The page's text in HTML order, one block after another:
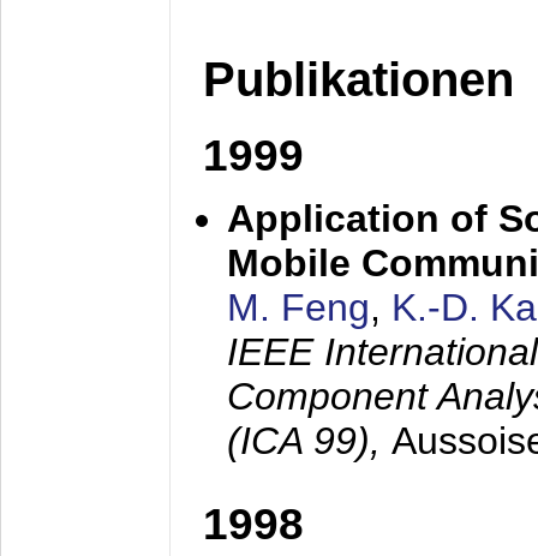
Publikationen
1999
Application of
Mobile
M. Feng, K.-D.
IEEE
Component
(ICA 99),
1998